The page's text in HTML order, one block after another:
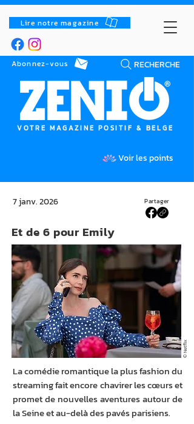
Lire notre magazine
RECHERCHE
Abonnez-vous
VOTRE MAGAZINE POSITIF & BELGE
Voir les points
Partager
7 janv. 2026
Et de 6 pour Emily
© Netflix
La comédie romantique la plus fashion du
streaming fait encore chavirer les cœurs et
promet de nouvelles aventures autour de
la Seine et au-delà des pavés parisiens.